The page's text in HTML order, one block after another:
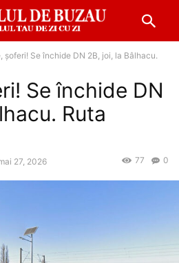
șoferi! Se închide DN 2B, joi, la Bâlhacu.
Se închide DN
Ruta
27, 2026 0
77